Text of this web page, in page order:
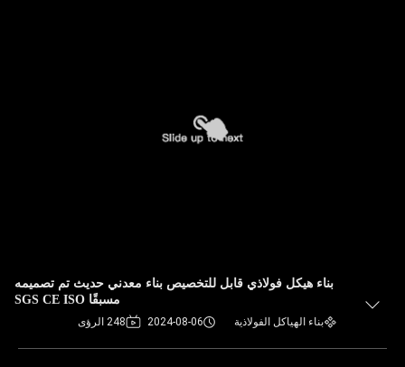
بناء هيكل فولاذي قابل للتخصيص بناء معدني حديث تم تصميمه
مسبقًا SGS CE ISO
بناء الهياكل الفولاذية 2024-08-06 248 الرؤى